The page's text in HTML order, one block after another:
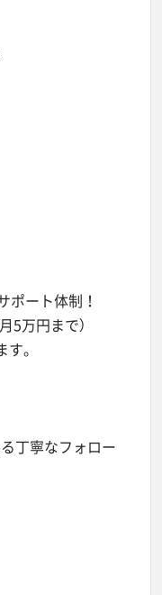
ポート体制！
5万円まで）
。
丁寧なフォロー